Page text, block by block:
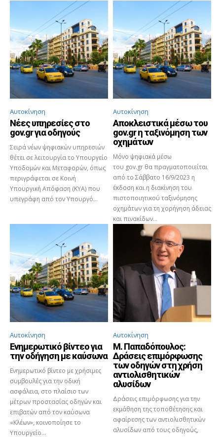
Αυτοκίνηση
Νέες υπηρεσίες στο
gov.gr για οδηγούς
Σειρά νέων ψηφιακών υπηρεσιών
θέτει σε λειτουργία το Υπουργείο
Υποδομών και Μεταφορών, όπως
περιγράφεται σε Κοινή
Υπουργική Απόφαση (ΚΥΑ) που
υπεγράφη από τον Υπουργό...
Αυτοκίνηση
Αποκλειστικά μέσω του
gov.gr η ταξινόμηση των
οχημάτων
Μόνο ψηφιακά μέσω
του gov.gr θα πραγματοποιείται
από το Σάββατο 16/9/2023 η
έκδοση και η διακίνηση του
πιστοποιητικού ταξινόμησης
οχημάτων για τη χορήγηση άδειας
και πινακίδων...
Αυτοκίνηση
Ενημερωτικό βίντεο για
την οδήγηση με καύσωνα
Ενημερωτικό βίντεο με χρήσιμες
συμβουλές για την οδική
ασφάλεια, στο πλαίσιο των
μέτρων προστασίας οδηγών και
επιβατών από τον καύσωνα
«Κλέων», κοινοποίησε το
Υπουργείο...
Αυτοκίνηση
Μ. Παπαδόπουλος:
Δράσεις επιμόρφωσης
των οδηγών στη χρήση
αντιολισθητικών
αλυσίδων
Δράσεις επιμόρφωσης για την
εκμάθηση της τοποθέτησης και
αφαίρεσης των αντιολισθητικών
αλυσίδων από τους οδηγούς,